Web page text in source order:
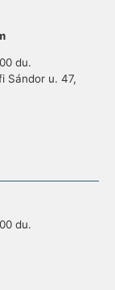
du.
Sándor u. 47,
du.